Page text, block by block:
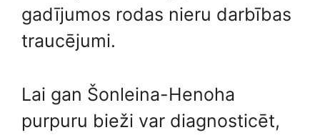
gadījumos rodas nieru darbības
traucējumi.
Lai gan Šonleina-Henoha
purpuru bieži var diagnosticēt,